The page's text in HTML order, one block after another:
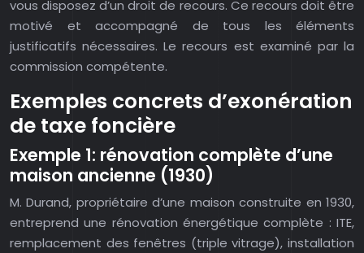
vous disposez d’un droit de recours. Ce recours doit être
motivé et accompagné de tous les éléments
justificatifs nécessaires. Le recours est examiné par la
commission compétente.
Exemples concrets d’exonération
de taxe foncière
Exemple 1: rénovation complète d’une
maison ancienne (1930)
M. Durand, propriétaire d’une maison construite en 1930,
entreprend une rénovation énergétique complète : ITE,
remplacement des fenêtres (triple vitrage), installation